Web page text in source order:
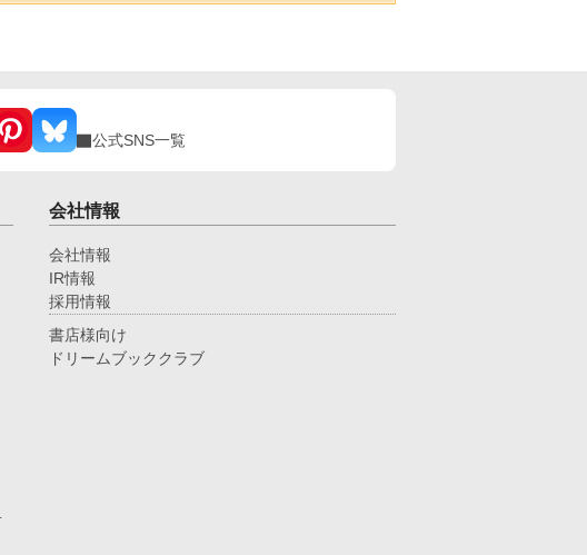
公式SNS一覧
会社情報
会社情報
IR情報
採用情報
書店様向け
ドリームブッククラブ